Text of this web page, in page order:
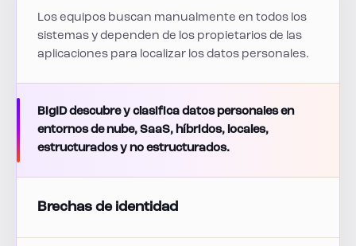
Los equipos buscan manualmente en todos los
sistemas y dependen de los propietarios de las
aplicaciones para localizar los datos personales.
BigID descubre y clasifica datos personales en
entornos de nube, SaaS, híbridos, locales,
estructurados y no estructurados.
Brechas de identidad